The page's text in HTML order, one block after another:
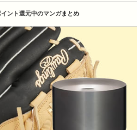
ント還元中のマンガまとめ